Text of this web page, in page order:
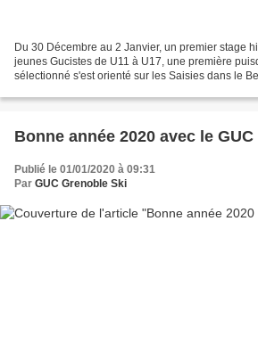
Du 30 Décembre au 2 Janvier, un premier stage
jeunes Gucistes de U11 à U17, une première
sélectionné s'est orienté sur les Saisies dans le
Bonne année 2020 avec le GUC
Publié le 01/01/2020 à 09:31
Par GUC Grenoble Ski